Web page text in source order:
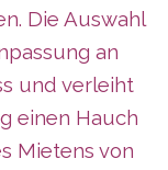
Die Auswahl
an
und verleiht
einen Hauch
Mietens von